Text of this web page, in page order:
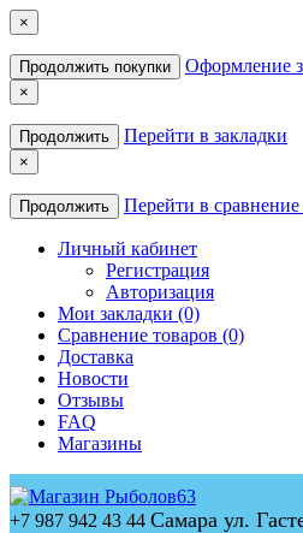
×
Продолжить покупки Оформление
×
Продолжить Перейти в закладки
×
Продолжить Перейти в сравнение
Личный кабинет
Регистрация
Авторизация
Мои закладки (0)
Сравнение товаров (0)
Доставка
Новости
Отзывы
FAQ
Магазины
+7 987 942 43 44 Самара ул.